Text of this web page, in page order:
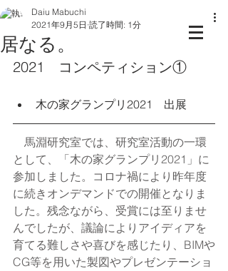
居なる。
Daiu Mabuchi
2021年9月5日 読了時間: 1分
2021　コンペティション①
木の家グランプリ2021　出展
馬淵研究室では、研究室活動の一環
として、「木の家グランプリ2021」に
参加しました。コロナ禍により昨年度
に続きオンデマンドでの開催となりま
した。残念ながら、受賞には至りませ
んでしたが、議論によりアイディアを
育てる難しさや喜びを感じたり、BIMや
CG等を用いた製図やプレゼンテーショ